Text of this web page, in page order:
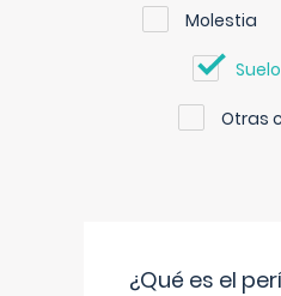
Molestia
Otras
¿Qué es el